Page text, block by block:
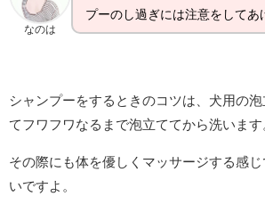
なのは
プーのし過ぎには注意をしてあ
シャンプーをするときのコツは、犬用の
てフワフワなるまで泡立ててから洗います
その際にも体を優しくマッサージする感
いですよ。